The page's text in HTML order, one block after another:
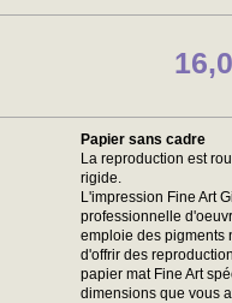
Papier sans cadre
La reproduction est
rigide.
L'impression Fine Art
professionnelle
emploie des pigments
d'offrir des
papier mat Fine Art
dimensions que vous